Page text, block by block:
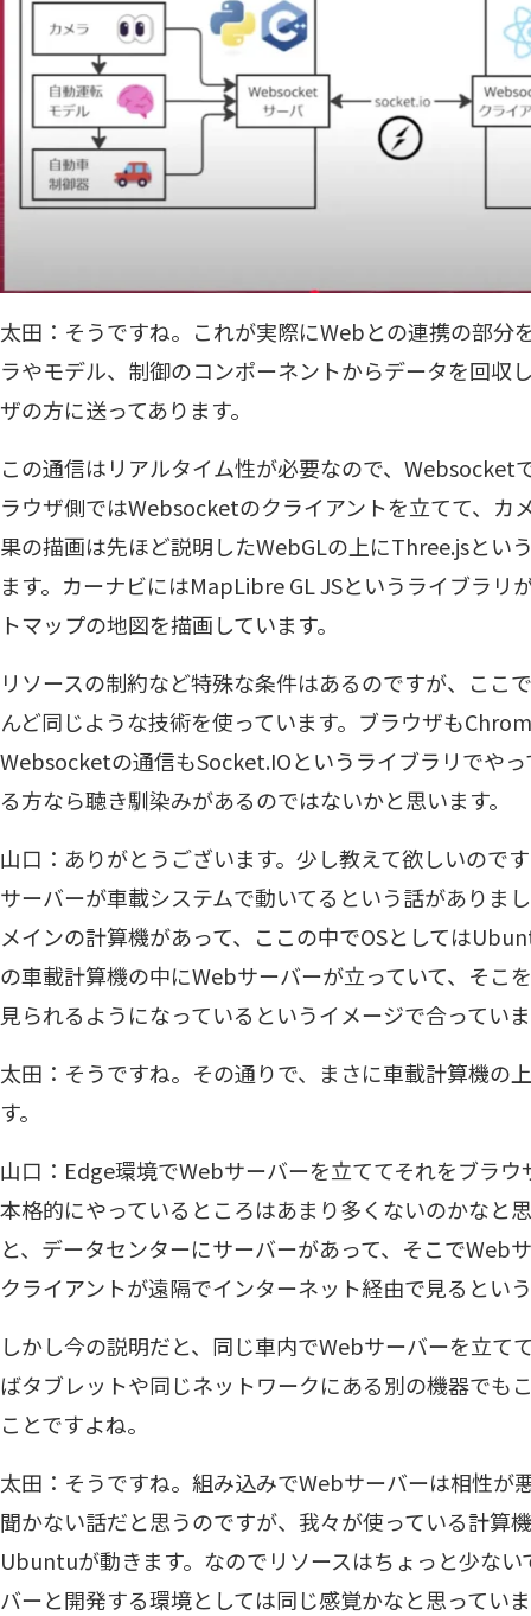
太田：そうですね。これが実際にWebとの連携の部分
ラやモデル、制御のコンポーネントからデータを回収
ザの方に送ってあります。
この通信はリアルタイム性が必要なので、Websocket
ラウザ側ではWebsocketのクライアントを立てて、カ
果の描画は先ほど説明したWebGLの上にThree.jsとい
ます。カーナビにはMapLibre GL JSというライブラリ
トマップの地図を描画しています。
リソースの制約など特殊な条件はあるのですが、ここ
んど同じような技術を使っています。ブラウザも
Websocketの通信もSocket.IOというライブラリでや
る方なら聴き馴染みがあるのではないかと思います。
山口：ありがとうございます。少し教えて欲しいので
サーバーが車載システムで動いてるという話がありま
メインの計算機があって、ここの中でOSとしては
の車載計算機の中にWebサーバーが立っていて、そこ
見られるようになっているというイメージで合ってい
太田：そうですね。その通りで、まさに車載計算機の
す。
山口：Edge環境でWebサーバーを立ててそれをブラ
本格的にやっているところはあまり多くないのかなと
と、データセンターにサーバーがあって、そこでWeb
クライアントが遠隔でインターネット経由で見るとい
しかし今の説明だと、同じ車内でWebサーバーを立て
ばタブレットや同じネットワークにある別の機器でも
ことですよね。
太田：そうですね。組み込みでWebサーバーは相性が
聞かない話だと思うのですが、我々が使っている計算
Ubuntuが動きます。なのでリソースはちょっと少な
バーと開発する環境としては同じ感覚かなと思ってい